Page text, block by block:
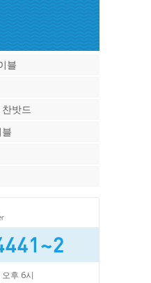
블
밧드
후 6시